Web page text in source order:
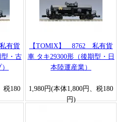
有貨
型・古
税180
【TOMIX】 8762 私有貨
車 タキ29300形（後期型・日
本陸運産業）
1,980円(本体1,800円、税180
円)